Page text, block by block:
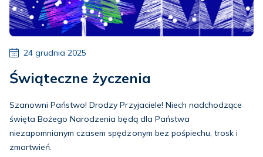
24 grudnia 2025
Świąteczne życzenia
Szanowni Państwo! Drodzy Przyjaciele! Niech nadchodzące
święta Bożego Narodzenia będą dla Państwa
niezapomnianym czasem spędzonym bez pośpiechu, trosk i
zmartwień.